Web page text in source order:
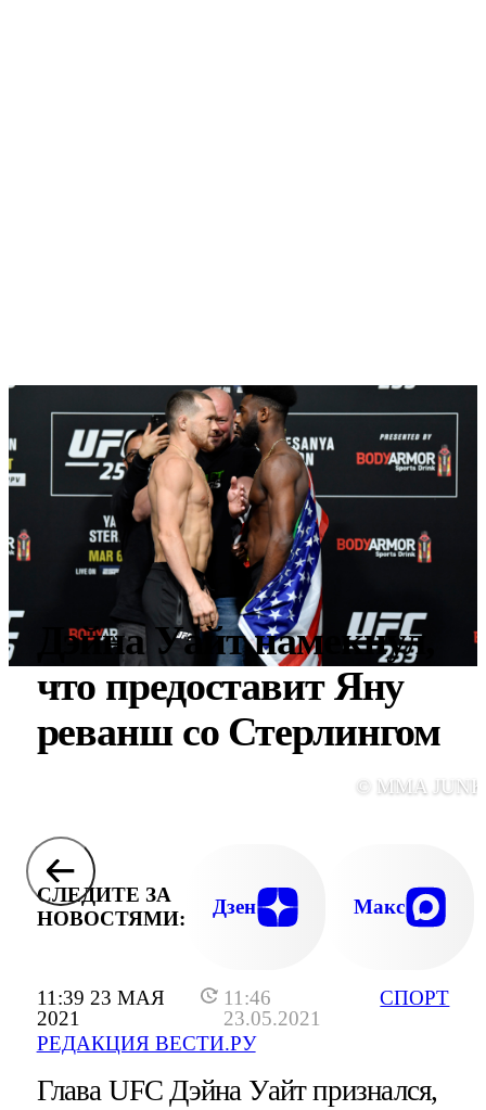
11:39 23 МАЯ
2021
11:46
23.05.2021
РЕДАКЦИЯ ВЕСТИ.РУ
СПОРТ
Дэйна Уайт намекнул,
что предоставит Яну
реванш со Стерлингом
© MMA
СЛЕДИТЕ ЗА
НОВОСТЯМИ:
Дзен Макс
Глава UFC Дэйна Уайт признался,